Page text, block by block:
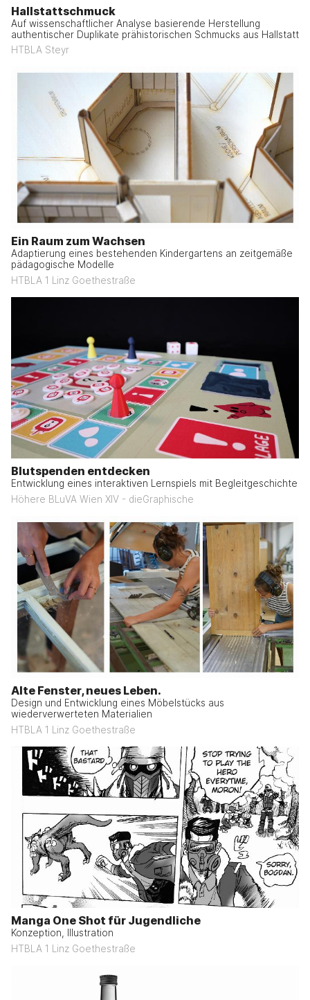
Hallstattschmuck
Auf wissenschaftlicher Analyse basierende Herstellung
authentischer Duplikate prähistorischen Schmucks aus Hallstatt
HTBLA Steyr
Ein Raum zum Wachsen
Adaptierung eines bestehenden Kindergartens an zeitgemäße
pädagogische Modelle
HTBLA 1 Linz Goethestraße
Blutspenden entdecken
Entwicklung eines interaktiven Lernspiels mit Begleitgeschichte
Höhere BLuVA Wien XIV - dieGraphische
Alte Fenster, neues Leben.
Design und Entwicklung eines Möbelstücks aus
wiederverwerteten Materialien
HTBLA 1 Linz Goethestraße
Manga One Shot für Jugendliche
Konzeption, Illustration
HTBLA 1 Linz Goethestraße